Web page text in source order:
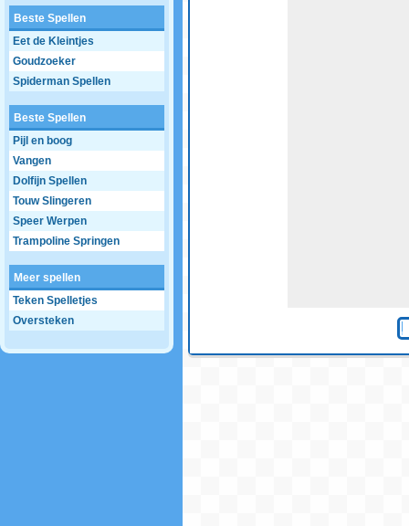
Beste Spellen
Eet de Kleintjes
Goudzoeker
Spiderman Spellen
Beste Spellen
Pijl en boog
Vangen
Dolfijn Spellen
Touw Slingeren
Speer Werpen
Trampoline Springen
Meer spellen
Teken Spelletjes
Oversteken